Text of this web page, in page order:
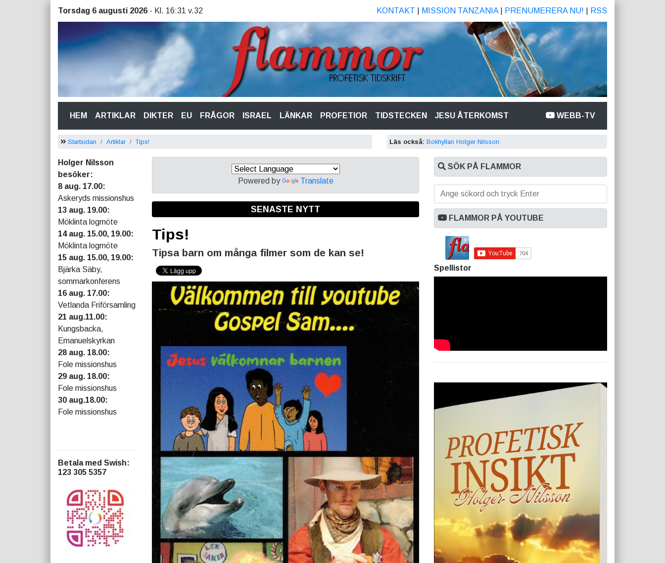
Torsdag 6 augusti 2026 - Kl. 16:31 v.32 KONTAKT MISSION TANZANIA| PRENUMERERA NU! RSS
HEM(CURRENT)
ARTIKLAR DIKTER EU FRÅGOR ISRAEL LÄNKAR PROFETIOR TIDSTECKEN JESU ÅTERKOMST WEBB-TV
Startsidan Artiklar Tips! Läs också: Bokhyllan Holger Nilsson
Holger Nilsson
besöker:
8 aug. 17.00:
Askeryds missionshus
13 aug. 19.00:
Möklinta logmöte
14 aug. 15.00, 19.00:
Möklinta logmöte
15 aug. 15.00, 19.00:
Bjärka Säby,
sommarkonferens
16 aug. 17.00:
Vetlanda Friförsamling
21 aug.11.00:
Kungsbacka,
Emanuelskyrkan
28 aug. 18.00:
Fole missionshus
29 aug. 18.00:
Fole missionshus
30 aug.18.00:
Fole missionshus
Betala med Swish:
123 305 5357
Powered by Translate
SENASTE NYTT
Tips!
Tipsa barn om många filmer som de kan se!
SÖK PÅ FLAMMOR
FLAMMOR PÅ YOUTUBE
Spellistor